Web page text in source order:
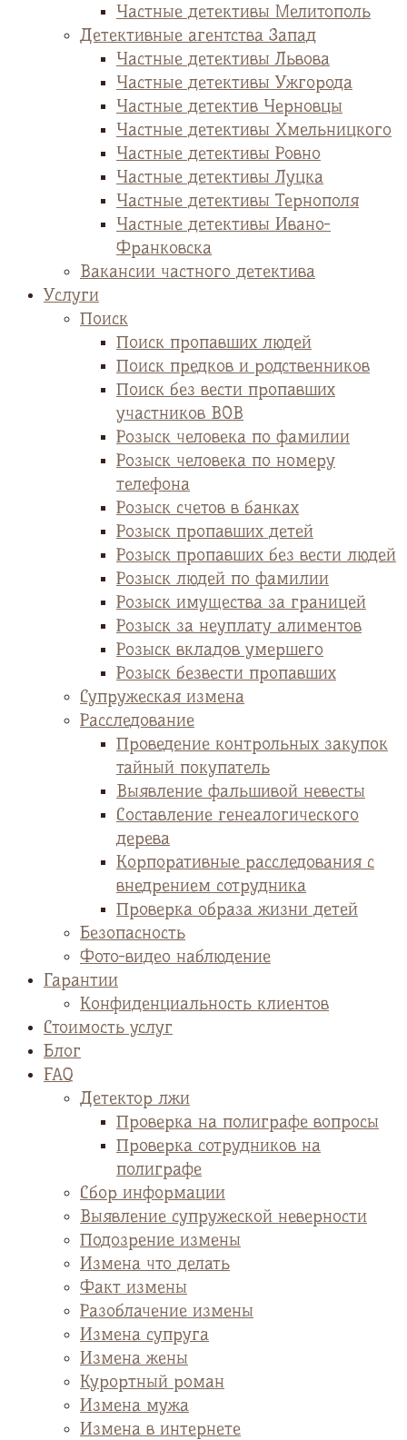
Частные детективы Мелитополь
Детективные агентства Запад
Частные детективы Львова
Частные детективы Ужгорода
Частные детектив Черновцы
Частные детективы Хмельницкого
Частные детективы Ровно
Частные детективы Луцка
Частные детективы Тернополя
Частные детективы Ивано-
Франковска
Вакансии частного детектива
Услуги
Поиск
Поиск пропавших людей
Поиск предков и родственников
Поиск без вести пропавших
участников ВОВ
Розыск человека по фамилии
Розыск человека по номеру
телефона
Розыск счетов в банках
Розыск пропавших детей
Розыск пропавших без вести людей
Розыск людей по фамилии
Розыск имущества за границей
Розыск за неуплату алиментов
Розыск вкладов умершего
Розыск безвести пропавших
Супружеская измена
Расследование
Проведение контрольных закупок
тайный покупатель
Выявление фальшивой невесты
Cоставление генеалогического
дерева
Корпоративные расследования с
внедрением сотрудника
Проверка образа жизни детей
Безопасность
Фото-видео наблюдение
Гарантии
Конфиденциальность клиентов
Стоимость услуг
Блог
FAQ
Детектор лжи
Проверка на полиграфе вопросы
Проверка сотрудников на
полиграфе
Сбор информации
Выявление супружеской неверности
Подозрение измены
Измена что делать
Факт измены
Разоблачение измены
Измена супруга
Измена жены
Курортный роман
Измена мужа
Измена в интернете